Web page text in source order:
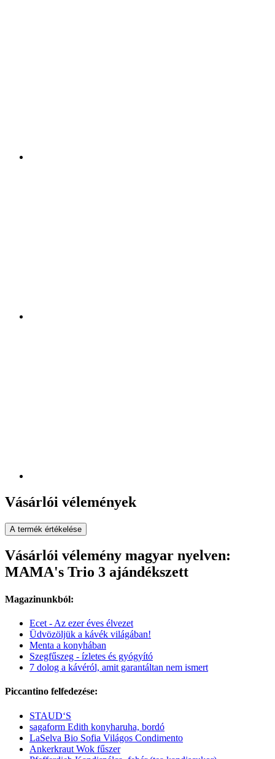
Vásárlói vélemények
A termék értékelése
Vásárlói vélemény magyar nyelven:
MAMA's Trio 3 ajándékszett
Magazinunkból:
Ecet - Az ezer éves élvezet
Üdvözöljük a kávék világában!
Menta a konyhában
Szegfűszeg - ízletes és gyógyító
7 dolog a kávéról, amit garantáltan nem ismert
Piccantino felfedezése:
STAUD‘S
sagaform Edith konyharuha, bordó
LaSelva Bio Sofia Világos Condimento
Ankerkraut Wok fűszer